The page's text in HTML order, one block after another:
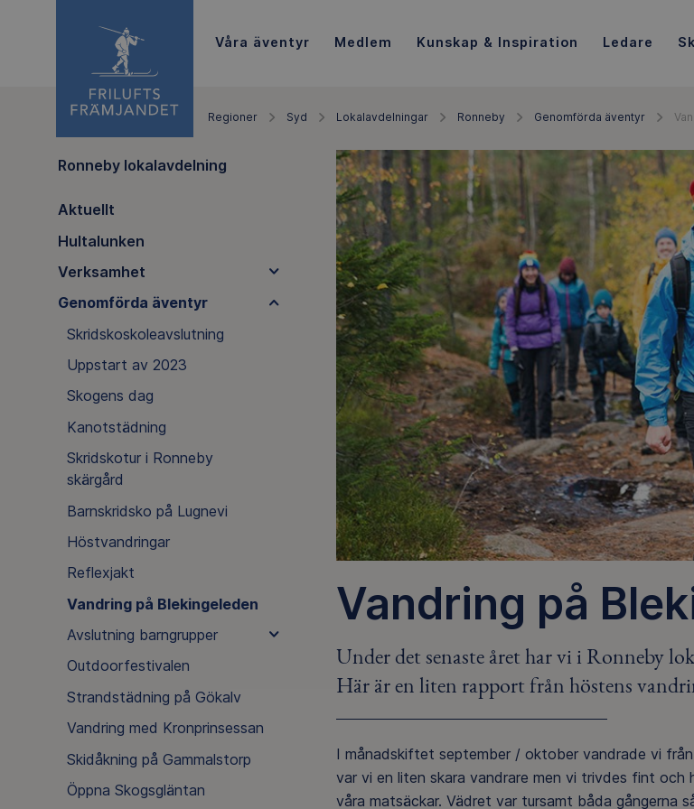
Våra äventyr Medlem Kunskap & Inspiration Ledare
Regioner Syd Lokalavdelningar Ronneby Genomförda äventyr
Ronneby lokalavdelning
Aktuellt
Hultalunken
Verksamhet
Genomförda äventyr
Skridskoskoleavslutning
Uppstart av 2023
Skogens dag
Kanotstädning
Skridskotur i Ronneby
skärgård
Barnskridsko på Lugnevi
Höstvandringar
Reflexjakt
Vandring på Blekingeleden
Avslutning barngrupper
Outdoorfestivalen
Strandstädning på Gökalv
Vandring med Kronprinsessan
Skidåkning på Gammalstorp
Öppna Skogsgläntan
Vandring på
Under det senaste året har vi i Ronneby
Här är en liten rapport från höstens
I månadskiftet september / oktober vandrade vi
var vi en liten skara vandrare men vi trivdes fint
våra matsäckar. Vädret var tursamt båda gångerna